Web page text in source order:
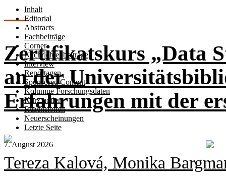
Inhalt
Editorial
Abstracts
Fachbeiträge
Corner
Nachrichtenbeiträge
Interview
Reportagen
Sponsored Content
Kolumne Forschungsdaten
Kurz notiert
Rezensionen
Neuerscheinungen
Letzte Seite
7. August 2026
Zertifikatskurs „Data
an der
Erfahrungen mit der
Tereza Kalová, Monika